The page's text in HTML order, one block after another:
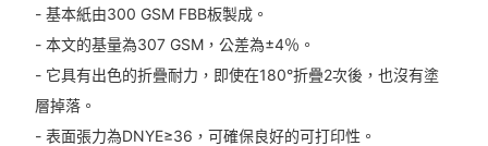
- 基本紙由300 GSM FBB板製成。
- 本文的基量為307 GSM，公差為±4％。
- 它具有出色的折疊耐力，即使在180°折疊2次後，也沒有塗
層掉落。
- 表面張力為DNYE≥36，可確保良好的可打印性。